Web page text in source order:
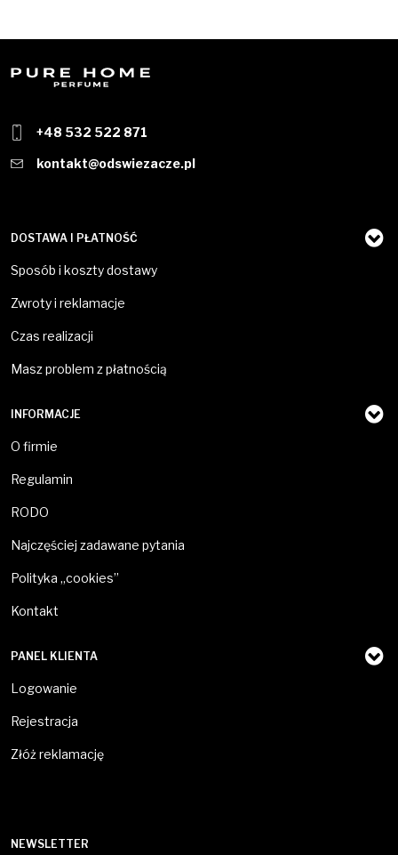
+48 532 522 871
kontakt@odswiezacze.pl
DOSTAWA I PŁATNOŚĆ
Sposób i koszty dostawy
Zwroty i reklamacje
Czas realizacji
Masz problem z płatnością
INFORMACJE
O firmie
Regulamin
RODO
Najczęściej zadawane pytania
Polityka „cookies”
Kontakt
PANEL KLIENTA
Logowanie
Rejestracja
Złóż reklamację
NEWSLETTER